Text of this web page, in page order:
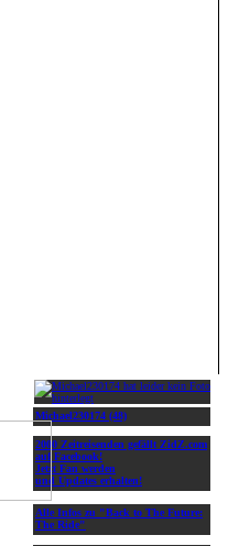
Michael230174 (48)
2000 Zeitreisenden gefällt ZidZ.com
auf Facebook!
Jetzt Fan werden
und Updates erhalten!
Alle Infos zu "Back to The Future:
The Ride"